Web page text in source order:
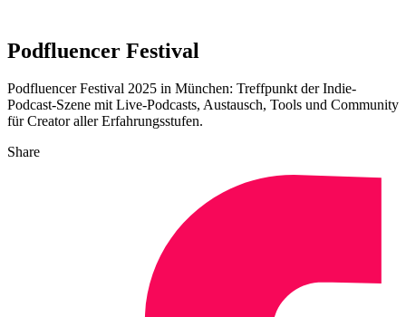
Podfluencer Festival
Podfluencer Festival 2025 in München: Treffpunkt der Indie-
Podcast-Szene mit Live-Podcasts, Austausch, Tools und Community
für Creator aller Erfahrungsstufen.
Share